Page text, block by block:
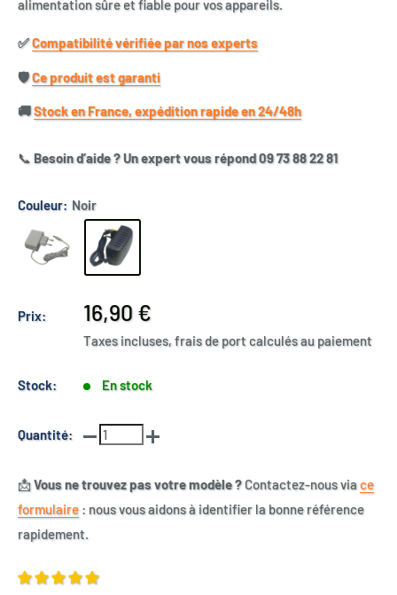
alimentation sûre et fiable pour vos appareils.
✅​Compatibilité vérifiée par nos experts
🛡️​Ce produit est garanti
🚚​Stock en France, expédition rapide en 24/48h
📞 Besoin d’aide ? Un expert vous répond 09 73 88 22 81
Couleur: Noir
Prix:
Prix
réduit
16,90 €
Taxes incluses, frais de port calculés au paiement
Stock: En stock
Quantité:
📩Vous ne trouvez pas votre modèle ?Contactez-nous viace
formulaire : nous vous aidons à identifier la bonne référence
rapidement.